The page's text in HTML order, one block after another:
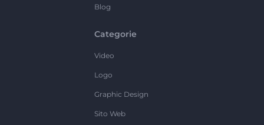
Blog
Categorie
Video
Logo
Graphic Design
Sito Web